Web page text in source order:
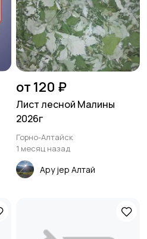
от 120 ₽
Лист лесной Малины
2026г
Горно-Алтайск
1 месяц назад
Ару jер Алтай